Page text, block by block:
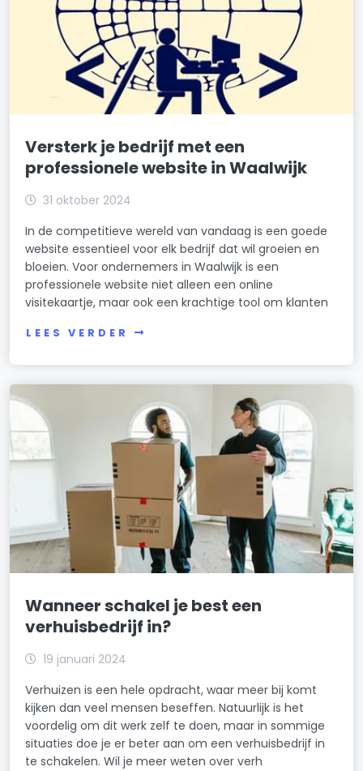
Versterk je bedrijf met een
professionele website in Waalwijk
31 oktober 2024
In de competitieve wereld van vandaag is een goede
website essentieel voor elk bedrijf dat wil groeien en
bloeien. Voor ondernemers in Waalwijk is een
professionele website niet alleen een online
visitekaartje, maar ook een krachtige tool om klanten
LEES VERDER
Wanneer schakel je best een
verhuisbedrijf in?
19 januari 2024
Verhuizen is een hele opdracht, waar meer bij komt
kijken dan veel mensen beseffen. Natuurlijk is het
voordelig om dit werk zelf te doen, maar in sommige
situaties doe je er beter aan om een verhuisbedrijf in
te schakelen. Wil je meer weten over verh